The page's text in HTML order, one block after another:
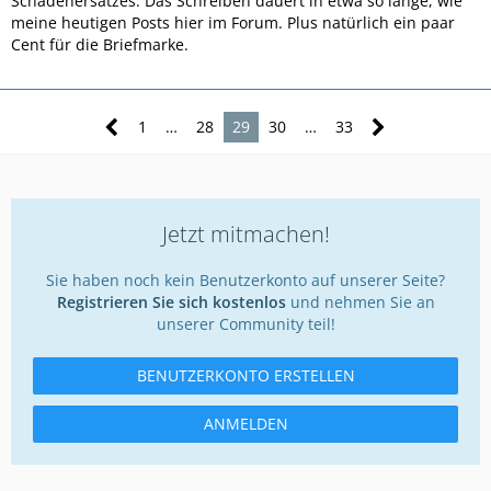
meine heutigen Posts hier im Forum. Plus natürlich ein paar
Cent für die Briefmarke.
1 … 28 29 30 … 33
Jetzt mitmachen!
Sie haben noch kein Benutzerkonto auf unserer Seite?
Registrieren Sie sich kostenlosund nehmen Sie an
unserer Community teil!
BENUTZERKONTO ERSTELLEN
ANMELDEN